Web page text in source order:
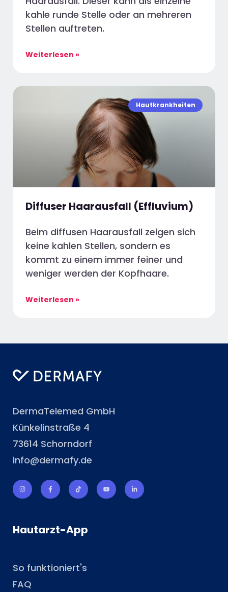
kahle runde Stelle oder an mehreren
Stellen auftreten.
Weiterlesen »
Hautkrankheiten
Diffuser Haarausfall (Effluvium)
Beim diffusen Haarausfall zeigen sich
keine kahlen Stellen, sondern es
kommt zu einem immer feiner und
weniger werden der Kopfhaare.
Weiterlesen »
DermaTelemed GmbH
Künkelinstraße 4
73614 Schorndorf
info@dermafy.de
Hautarzt-App
So funktioniert's
FAQ